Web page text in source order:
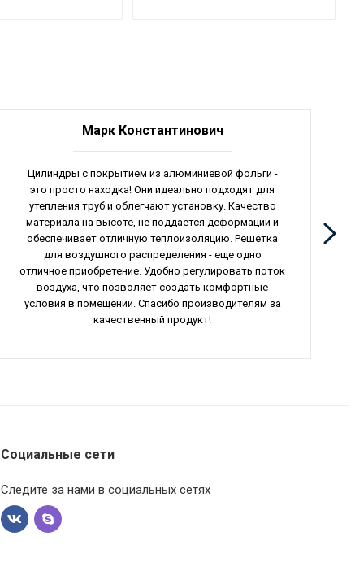
Марк Константинович
Цилиндры с покрытием из алюминиевой фольги -
это просто находка! Они идеально подходят для
утепления труб и облегчают установку. Качество
материала на высоте, не поддается деформации и
обеспечивает отличную теплоизоляцию. Решетка
для воздушного распределения - еще одно
отличное приобретение. Удобно регулировать поток
воздуха, что позволяет создать комфортные
условия в помещении. Спасибо производителям за
качественный продукт!
Социальные сети
Следите за нами в социальных сетях